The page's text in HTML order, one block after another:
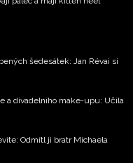
šedesátek: Jan Révai si
a divadelního make-upu: Učila
Odmítl ji bratr Michaela